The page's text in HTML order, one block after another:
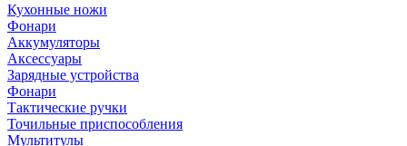
Кухонные ножи
Фонари
Аккумуляторы
Аксессуары
Зарядные устройства
Фонари
Тактические ручки
Точильные приспособления
Мультитулы